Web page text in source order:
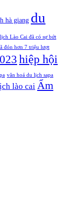
hà giang du
Lào Cai đã có sự bứt
đón hơn 7 triệu lượt
hiệp hội
văn hoá du lịch sapa
lào cai Ẩm